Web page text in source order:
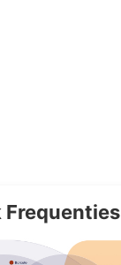
Frequenties